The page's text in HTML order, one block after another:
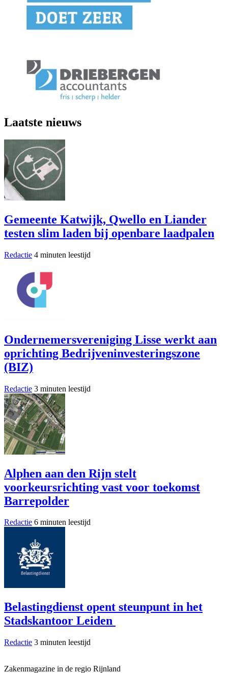
Laatste nieuws
Gemeente Katwijk, Qwello en Liander
testen slim laden bij openbare laadpalen
Redactie 4 minuten leestijd
Ondernemersvereniging Lisse werkt aan
oprichting Bedrijveninvesteringszone
(BIZ)
Redactie 3 minuten leestijd
Alphen aan den Rijn stelt
voorkeursrichting vast voor toekomst
Barrepolder
Redactie 6 minuten leestijd
Belastingdienst opent steunpunt in het
Stadskantoor Leiden
Redactie 3 minuten leestijd
Zakenmagazine in de regio Rijnland